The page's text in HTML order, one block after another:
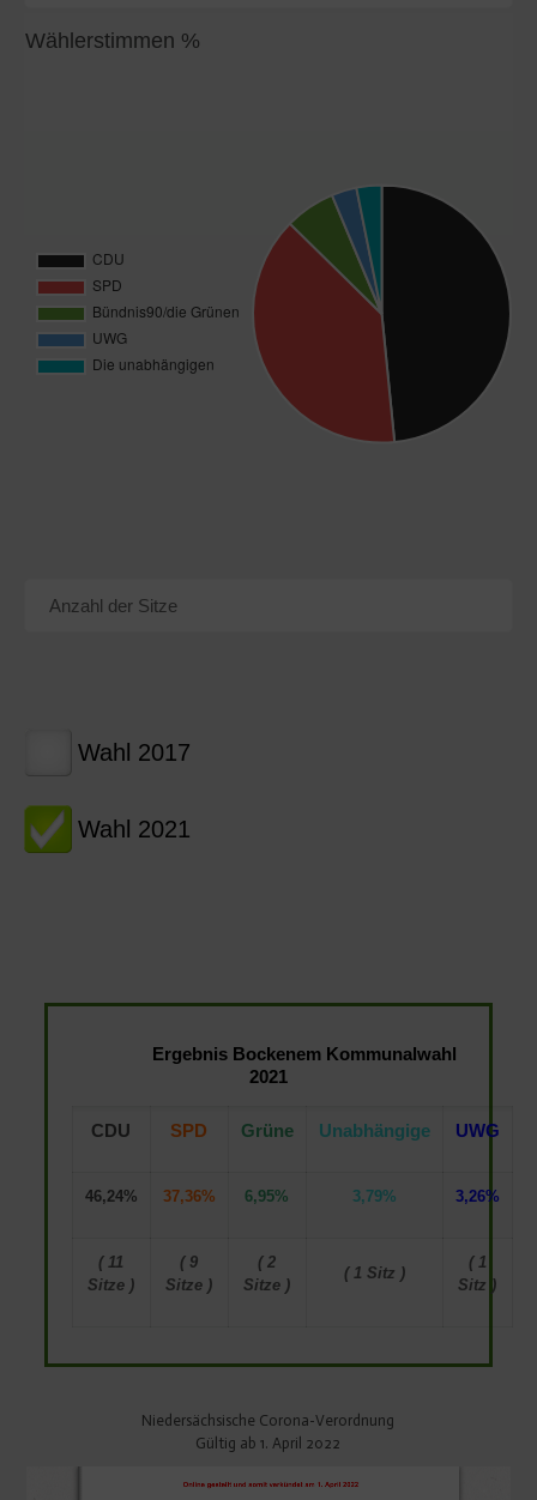
Wählerstimmen %
Anzahl der Sitze
Wahl 2017
Wahl 2021
Ergebnis Bockenem Kommunalwahl
2021
CDU SPD Grüne Unabhängige UWG
46,24% 37,36% 6,95% 3,79% 3,26%
( 11
Sitze )
( 9
Sitze )
( 2
Sitze )
( 1 Sitz )
( 1
Sitz )
Niedersächsische Corona-Verordnung
Gültig ab 1. April 2022